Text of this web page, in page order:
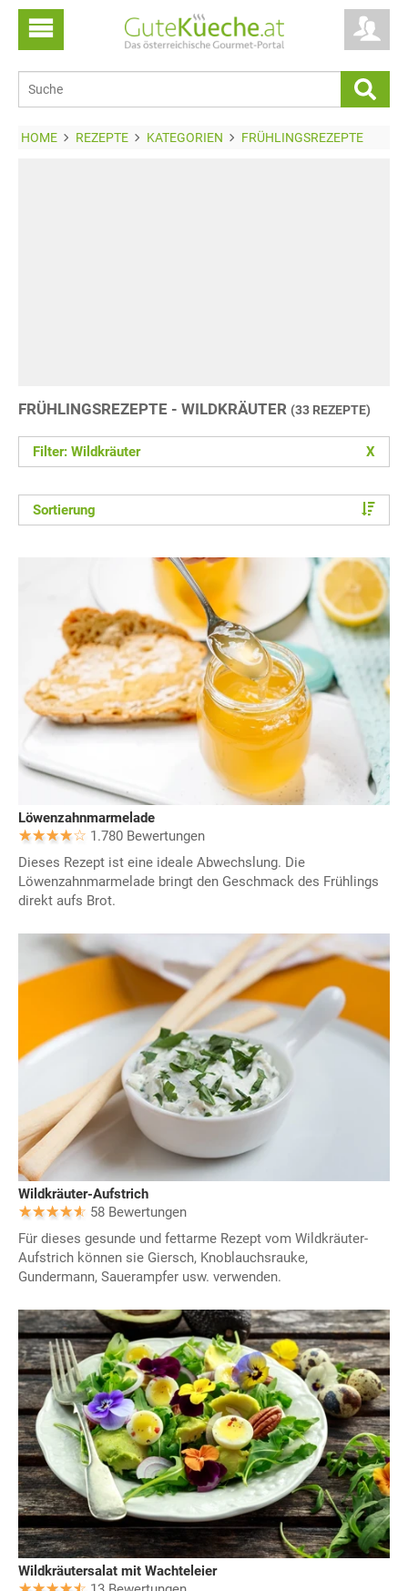
HOME REZEPTE KATEGORIEN FRÜHLINGSREZEPTE
FRÜHLINGSREZEPTE - WILDKRÄUTER (33 REZEPTE)
Filter: Wildkräuter X
Sortierung
Löwenzahnmarmelade
1.780 Bewertungen
Dieses Rezept ist eine ideale Abwechslung. Die
Löwenzahnmarmelade bringt den Geschmack des Frühlings
direkt aufs Brot.
Wildkräuter-Aufstrich
58 Bewertungen
Für dieses gesunde und fettarme Rezept vom Wildkräuter-
Aufstrich können sie Giersch, Knoblauchsrauke,
Gundermann, Sauerampfer usw. verwenden.
Wildkräutersalat mit Wachteleier